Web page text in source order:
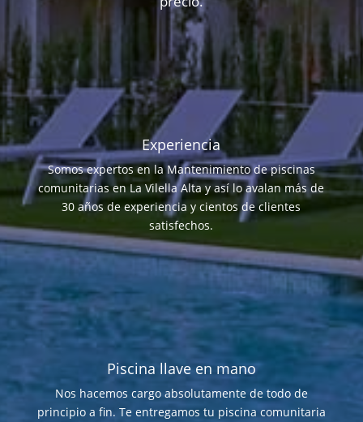
Experiencia
Somos expertos en la Mantenimiento de piscinas
comunitarias en La Vilella Alta y así lo avalan más de
30 años de experiencia y cientos de clientes
satisfechos.
Piscina llave en mano
Nos hacemos cargo absolutamente de todo de
principio a fin. Te entregamos tu piscina comunitaria